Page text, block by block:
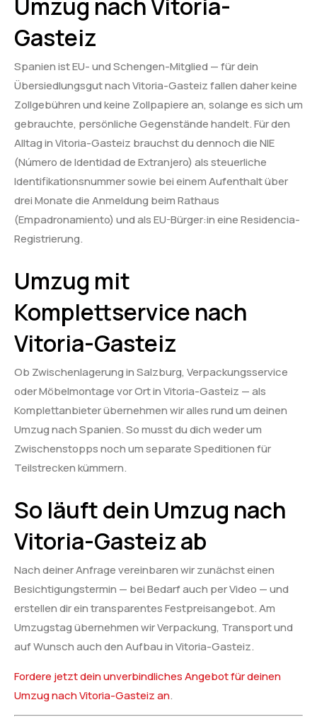
Gasteiz
Spanien ist EU- und Schengen-Mitglied — für dein
Übersiedlungsgut nach Vitoria-Gasteiz fallen daher keine
Zollgebühren und keine Zollpapiere an, solange es sich um
gebrauchte, persönliche Gegenstände handelt. Für den
Alltag in Vitoria-Gasteiz brauchst du dennoch die NIE
(Número de Identidad de Extranjero) als steuerliche
Identifikationsnummer sowie bei einem Aufenthalt über
drei Monate die Anmeldung beim Rathaus
(Empadronamiento) und als EU-Bürger:in eine Residencia-
Registrierung.
Umzug mit
Komplettservice nach
Vitoria-Gasteiz
Ob Zwischenlagerung in Salzburg, Verpackungsservice
oder Möbelmontage vor Ort in Vitoria-Gasteiz — als
Komplettanbieter übernehmen wir alles rund um deinen
Umzug nach Spanien. So musst du dich weder um
Zwischenstopps noch um separate Speditionen für
Teilstrecken kümmern.
So läuft dein Umzug nach
Vitoria-Gasteiz ab
Nach deiner Anfrage vereinbaren wir zunächst einen
Besichtigungstermin — bei Bedarf auch per Video — und
erstellen dir ein transparentes Festpreisangebot. Am
Umzugstag übernehmen wir Verpackung, Transport und
auf Wunsch auch den Aufbau in Vitoria-Gasteiz.
Fordere jetzt dein unverbindliches Angebot für deinen
Umzug nach Vitoria-Gasteiz an.